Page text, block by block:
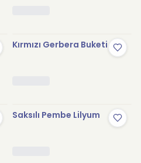
Kırmızı Gerbera Buketi
Saksılı Pembe Lilyum